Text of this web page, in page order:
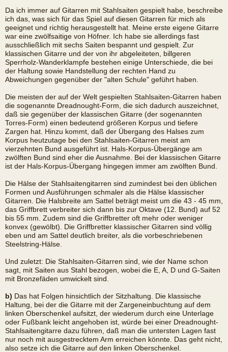
Da ich immer auf Gitarren mit Stahlsaiten gespielt habe, beschreibe
ich das, was sich für das Spiel auf diesen Gitarren für mich als
geeignet und richtig herausgestellt hat. Meine erste eigene Gitarre
war eine zwölfsaitige von Höfner. Ich habe sie allerdings fast
ausschließlich mit sechs Saiten bespannt und gespielt. Zur
klassischen Gitarre und der von ihr abgeleiteten, billgeren
Sperrholz-Wanderklampfe bestehen einige Unterschiede, die bei
der Haltung sowie Handstellung der rechten Hand zu
Abweichungen gegenüber der "alten Schule" geführt haben.
Die meisten der auf der Welt gespielten Stahlsaiten-Gitarren haben
die sogenannte Dreadnought-Form, die sich dadurch auszeichnet,
daß sie gegenüber der klassischen Gitarre (der sogenannten
Torres-Form) einen bedeutend größeren Korpus und tiefere
Zargen hat. Hinzu kommt, daß der Übergang des Halses zum
Korpus heutzutage bei den Stahlsaiten-Gitarren meist am
vierzehnten Bund ausgeführt ist. Hals-Korpus-Übergänge am
zwölften Bund sind eher die Ausnahme. Bei der klassischen Gitarre
ist der Hals-Korpus-Übergang hingegen immer am zwölften Bund.
Die Hälse der Stahlsaitengitarren sind zumindest bei den üblichen
Formen und Ausführungen schmaler als die Hälse klassischer
Gitarren. Die Halsbreite am Sattel beträgt meist um die 43 - 45 mm,
das Griffbrett verbreiter sich dann bis zur Oktave (12. Bund) auf 52
bis 55 mm. Zudem sind die Griffbretter oft mehr oder weniger
konvex (gewölbt). Die Griffbretter klassischer Gitarren sind völlig
eben und am Sattel deutlich breiter, als die vorbeschriebenen
Steelstring-Hälse.
Und zuletzt: Die Stahlsaiten-Gitarren sind, wie der Name schon
sagt, mit Saiten aus Stahl bezogen, wobei die E, A, D und G-Saiten
mit Bronzefäden umwickelt sind.
b) Das hat Folgen hinsichtlich der Sitzhaltung. Die klassische
Haltung, bei der die Gitarre mit der Zargeneinbuchtung auf dem
linken Oberschenkel aufsitzt, der wiederum durch eine Unterlage
oder Fußbank leicht angehoben ist, würde bei einer Dreadnought-
Stahlsaitengitarre dazu führen, daß man die untersten Lagen fast
nur noch mit ausgestrecktem Arm erreichen könnte. Das geht nicht,
also setze ich die Gitarre auf den linken Oberschenkel.